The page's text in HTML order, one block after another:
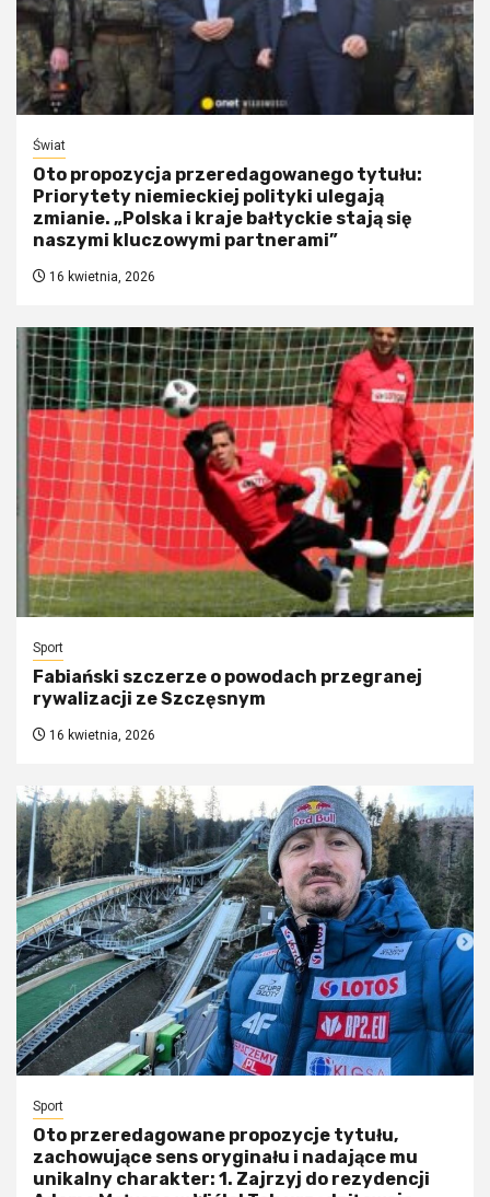
Świat
Oto propozycja przeredagowanego tytułu:
Priorytety niemieckiej polityki ulegają
zmianie. „Polska i kraje bałtyckie stają się
naszymi kluczowymi partnerami”
16 kwietnia, 2026
Sport
Fabiański szczerze o powodach przegranej
rywalizacji ze Szczęsnym
16 kwietnia, 2026
Sport
Oto przeredagowane propozycje tytułu,
zachowujące sens oryginału i nadające mu
unikalny charakter: 1. Zajrzyj do rezydencji